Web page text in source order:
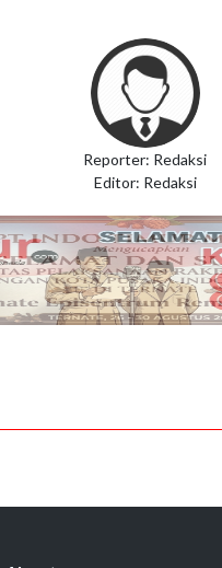
Reporter: Redaksi
Editor: Redaksi